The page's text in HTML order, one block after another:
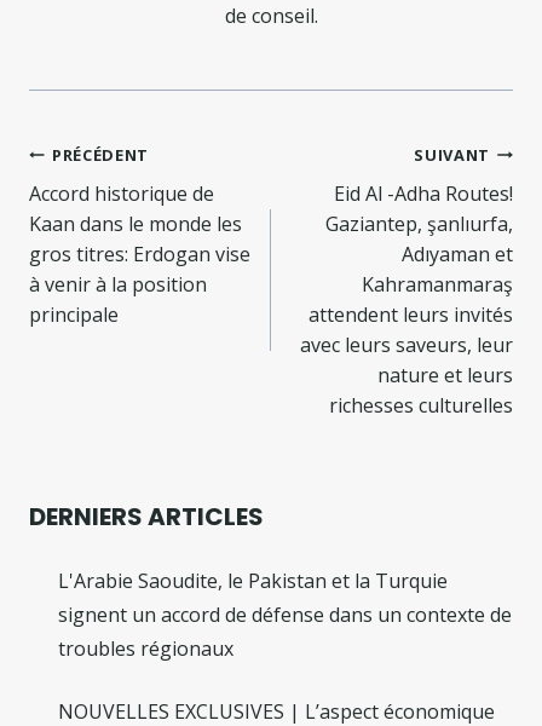
de conseil.
Navigation
de
l’article
PRÉCÉDENT
Accord historique de
Kaan dans le monde les
gros titres: Erdogan vise
à venir à la position
principale
SUIVANT
Eid Al -Adha Routes!
Gaziantep, şanlıurfa,
Adıyaman et
Kahramanmaraş
attendent leurs invités
avec leurs saveurs, leur
nature et leurs
richesses culturelles
DERNIERS ARTICLES
L'Arabie Saoudite, le Pakistan et la Turquie
signent un accord de défense dans un contexte de
troubles régionaux
NOUVELLES EXCLUSIVES | L’aspect économique